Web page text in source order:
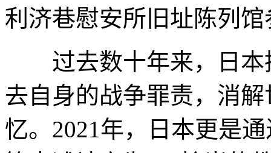
利济巷慰安所旧址陈列
过去数十年来，日本
去自身的战争罪责，消
忆。2021年，日本更是